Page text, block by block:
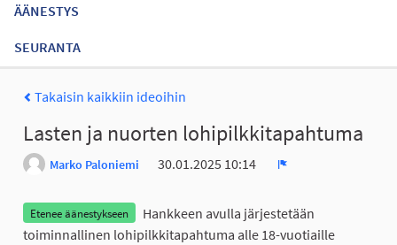
ÄÄNESTYS
SEURANTA
Takaisin kaikkiin ideoihin
Lasten ja nuorten lohipilkkitapahtuma
Marko Paloniemi
30.01.2025 10:14
Etenee äänestykseen
Hankkeen avulla järjestetään
toiminnallinen lohipilkkitapahtuma alle 18-vuotiaille